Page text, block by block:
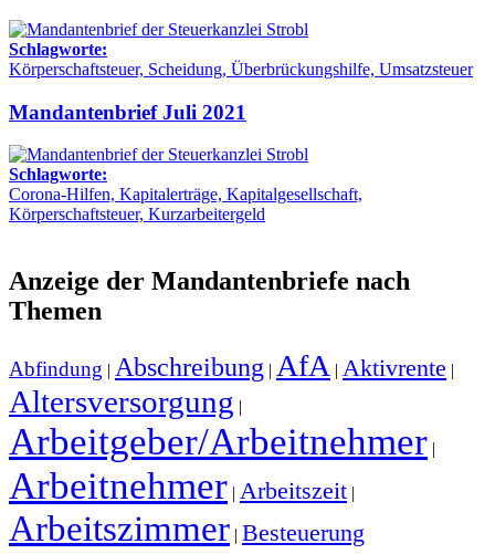
Schlagworte:
Körperschaftsteuer, Scheidung, Überbrückungshilfe, Umsatzsteuer
Mandantenbrief Juli 2021
Schlagworte:
Corona-Hilfen, Kapitalerträge, Kapitalgesellschaft,
Körperschaftsteuer, Kurzarbeitergeld
Anzeige der Mandantenbriefe nach
Themen
Abfindung | Abschreibung | AfA | Aktivrente |
Altersversorgung |
Arbeitgeber/Arbeitnehmer |
Arbeitnehmer | Arbeitszeit |
Arbeitszimmer | Besteuerung